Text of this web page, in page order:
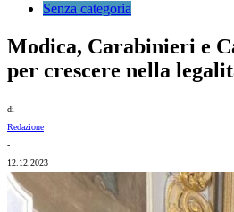
Senza categoria
Modica, Carabinieri e
per crescere nella
di
Redazione
-
12.12.2023